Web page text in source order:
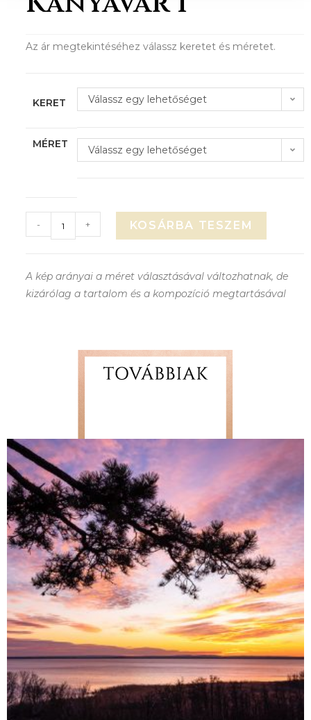
Az ár megtekintéséhez válassz keretet és méretet.
KERET Válassz egy lehetőséget
MÉRET Válassz egy lehetőséget
- + KOSÁRBA TESZEM
A kép arányai a méret választásával változhatnak, de
kizárólag a tartalom és a kompozíció megtartásával